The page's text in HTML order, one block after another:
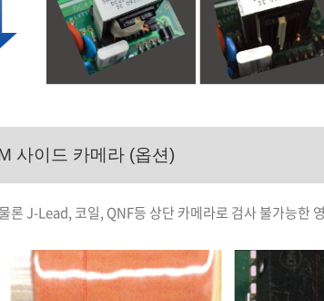
사이드 카메라 (옵션)
론 J-Lead, 코일, QNF등 상단 카메라로 검사 불가능한